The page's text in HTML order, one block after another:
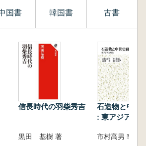
国書 韓国書 古書
信長時代の羽柴秀吉
黒田 基樹 著
石造物と中世
: 東アジアと